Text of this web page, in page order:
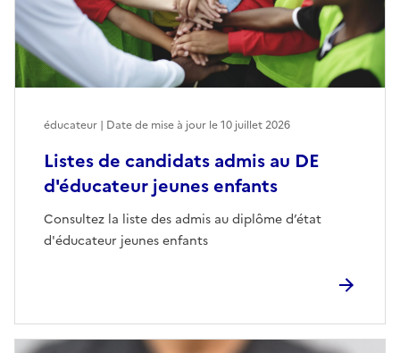
Listes de candidats admis au DE
d'éducateur jeunes enfants
Consultez la liste des admis au diplôme d’état
d'éducateur jeunes enfants
éducateur | Date de mise à jour le10 juillet 2026